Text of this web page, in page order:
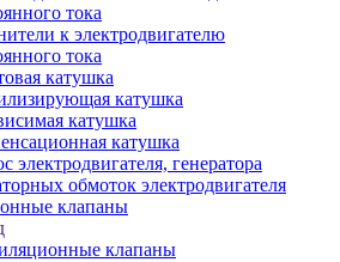
тока
к электродвигателю
тока
катушка
катушка
катушка
катушка
электродвигателя, генератора
обмоток электродвигателя
клапаны
клапаны